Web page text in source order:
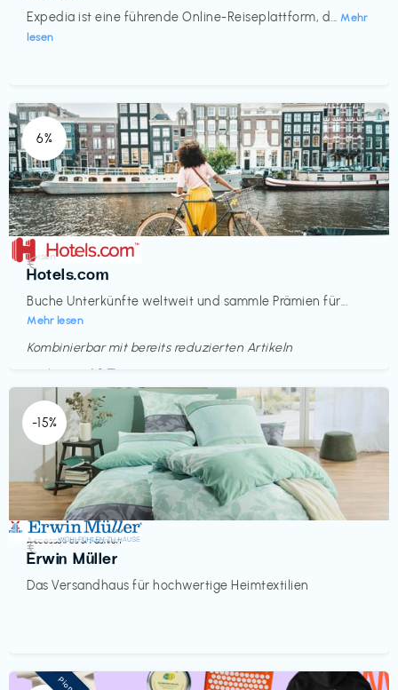
Expedia ist eine führende Online-Reiseplattform, d... Mehr
lesen
6%
Reisen
Hotels.com
Buche Unterkünfte weltweit und sammle Prämien für...
Mehr lesen
€‎
Kombinierbar mit bereits reduzierten Artikeln
Endet in
<60 Tagen
-15%
Accessoires & Fashion
Erwin Müller
Das Versandhaus für hochwertige Heimtextilien
€‎